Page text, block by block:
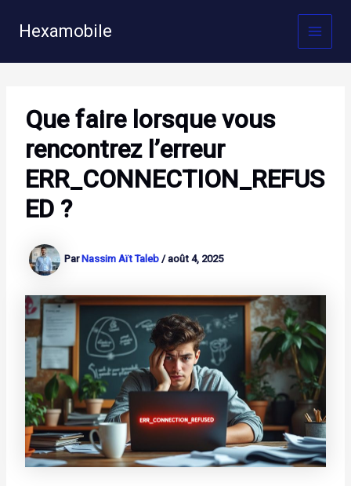
contenuHexamobile
Que faire lorsque vous
rencontrez l’erreur
ERR_CONNECTION_REFUS
ED ?
ParNassim Aït Taleb/août 4, 2025